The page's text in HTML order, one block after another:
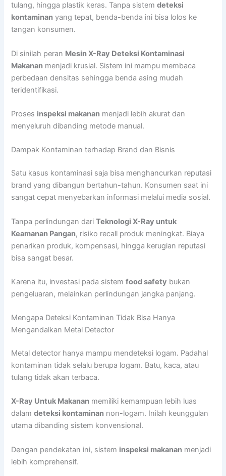
tulang, hingga plastik keras. Tanpa sistemdeteksi
kontaminan yang tepat, benda-benda ini bisa lolos ke
tangan konsumen.
Di sinilah peran Mesin X-Ray Deteksi Kontaminasi
Makanan menjadi krusial. Sistem ini mampu membaca
perbedaan densitas sehingga benda asing mudah
teridentifikasi.
Proses inspeksi makanan menjadi lebih akurat dan
menyeluruh dibanding metode manual.
Dampak Kontaminan terhadap Brand dan Bisnis
Satu kasus kontaminasi saja bisa menghancurkan reputasi
brand yang dibangun bertahun-tahun. Konsumen saat ini
sangat cepat menyebarkan informasi melalui media sosial.
Tanpa perlindungan dariTeknologi X-Ray untuk
Keamanan Pangan, risiko recall produk meningkat. Biaya
penarikan produk, kompensasi, hingga kerugian reputasi
bisa sangat besar.
Karena itu, investasi pada sistemfood safety bukan
pengeluaran, melainkan perlindungan jangka panjang.
Mengapa Deteksi Kontaminan Tidak Bisa Hanya
Mengandalkan Metal Detector
Metal detector hanya mampu mendeteksi logam. Padahal
kontaminan tidak selalu berupa logam. Batu, kaca, atau
tulang tidak akan terbaca.
X-Ray Untuk Makanan memiliki kemampuan lebih luas
dalamdeteksi kontaminan non-logam. Inilah keunggulan
utama dibanding sistem konvensional.
Dengan pendekatan ini, sistem inspeksi makanan menjadi
lebih komprehensif.